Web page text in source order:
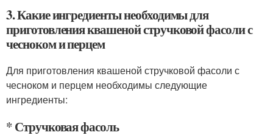
3. Какие ингредиенты необходимы для
приготовления квашеной стручковой фасоли с
чесноком и перцем
Для приготовления квашеной стручковой фасоли с
чесноком и перцем необходимы следующие
ингредиенты:
* Стручковая фасоль